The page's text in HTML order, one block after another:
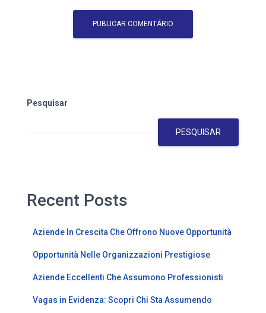
Pesquisar
PESQUISAR
Recent Posts
Aziende In Crescita Che Offrono Nuove Opportunità
Opportunità Nelle Organizzazioni Prestigiose
Aziende Eccellenti Che Assumono Professionisti
Vagas in Evidenza: Scopri Chi Sta Assumendo